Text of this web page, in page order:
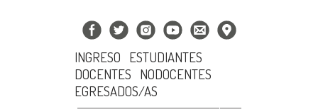
INGRESO
ESTUDIANTES
DOCENTES
NODOCENTES
EGRESADOS/AS